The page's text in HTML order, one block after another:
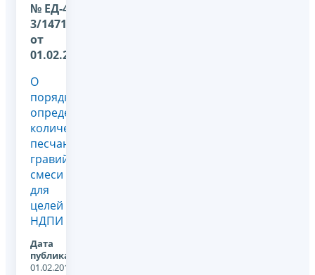
№ ЕД-4-
3/1471@
от
01.02.2012
О
порядке
определения
количества
песчано-
гравийной
смеси
для
целей
НДПИ
Дата
публикации:
01.02.2012